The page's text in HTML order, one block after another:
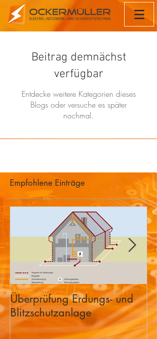
Beitrag demnächst
verfügbar
Entdecke weitere Kategorien dieses
Blogs oder versuche es später
nochmal.
Empfohlene Einträge
Überprüfung Erdungs- und
Blitzschutzanlage